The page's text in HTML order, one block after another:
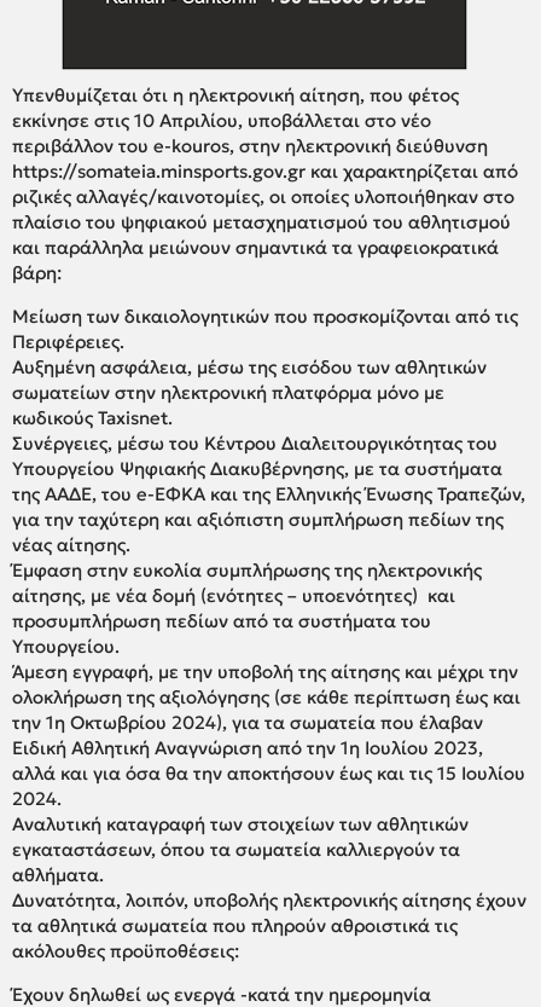
Υπενθυμίζεται ότι η ηλεκτρονική αίτηση, που φέτος
εκκίνησε στις 10 Απριλίου, υποβάλλεται στο νέο
περιβάλλον του e-kouros, στην ηλεκτρονική διεύθυνση
https://somateia.minsports.gov.gr και χαρακτηρίζεται από
ριζικές αλλαγές/καινοτομίες, οι οποίες υλοποιήθηκαν στο
πλαίσιο του ψηφιακού μετασχηματισμού του αθλητισμού
και παράλληλα μειώνουν σημαντικά τα γραφειοκρατικά
βάρη:
Μείωση των δικαιολογητικών που προσκομίζονται από τις
Περιφέρειες.
Αυξημένη ασφάλεια, μέσω της εισόδου των αθλητικών
σωματείων στην ηλεκτρονική πλατφόρμα μόνο με
κωδικούς Taxisnet.
Συνέργειες, μέσω του Κέντρου Διαλειτουργικότητας του
Υπουργείου Ψηφιακής Διακυβέρνησης, με τα συστήματα
της ΑΑΔΕ, του e-EΦΚΑ και της Ελληνικής Ένωσης Τραπεζών,
για την ταχύτερη και αξιόπιστη συμπλήρωση πεδίων της
νέας αίτησης.
Έμφαση στην ευκολία συμπλήρωσης της ηλεκτρονικής
αίτησης, με νέα δομή (ενότητες – υποενότητες) και
προσυμπλήρωση πεδίων από τα συστήματα του
Υπουργείου.
Άμεση εγγραφή, με την υποβολή της αίτησης και μέχρι την
ολοκλήρωση της αξιολόγησης (σε κάθε περίπτωση έως και
την 1η Οκτωβρίου 2024), για τα σωματεία που έλαβαν
Ειδική Αθλητική Αναγνώριση από την 1η Ιουλίου 2023,
αλλά και για όσα θα την αποκτήσουν έως και τις 15 Ιουλίου
2024.
Αναλυτική καταγραφή των στοιχείων των αθλητικών
εγκαταστάσεων, όπου τα σωματεία καλλιεργούν τα
αθλήματα.
Δυνατότητα, λοιπόν, υποβολής ηλεκτρονικής αίτησης έχουν
τα αθλητικά σωματεία που πληρούν αθροιστικά τις
ακόλουθες προϋποθέσεις:
Έχουν δηλωθεί ως ενεργά -κατά την ημερομηνία